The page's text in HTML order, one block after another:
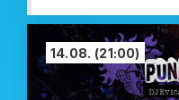
14.08. (21:00)